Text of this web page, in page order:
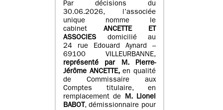
Par décisions du
30.06.2026, l’associée
unique nomme le
cabinet ANCETTE ET
ASSOCIES
domicilié au
24 rue Edouard Aynard –
69100 VILLEURBANNE,
représenté par M.Pierre-
Jérôme ANCETTE, en qualité
de Commissaire aux
Comptes titulaire, en
remplacement de M.Lionel
BABOT , démissionnaire pour